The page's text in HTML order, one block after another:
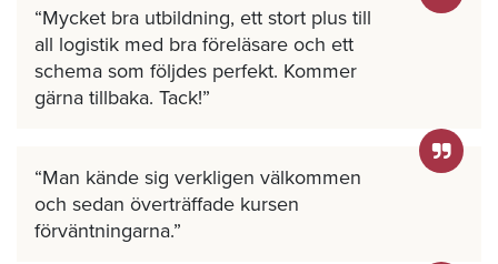
Mycket bra utbildning, ett stort plus till
all logistik med bra föreläsare och ett
schema som följdes perfekt. Kommer
gärna tillbaka. Tack!
Man kände sig verkligen välkommen
och sedan överträffade kursen
förväntningarna.